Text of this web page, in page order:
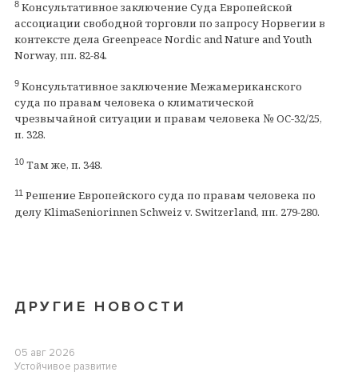
8 Консультативное заключение Суда Европейской
ассоциации свободной торговли по запросу Норвегии в
контексте дела Greenpeace Nordic and Nature and Youth
Norway, пп. 82-84.
9 Консультативное заключение Межамериканского
суда по правам человека о климатической
чрезвычайной ситуации и правам человека № OC-32/25,
п. 328.
10 Там же, п. 348.
11 Решение Европейского суда по правам человека по
делу KlimaSeniorinnen Schweiz v. Switzerland, пп. 279-280.
ДРУГИЕ НОВОСТИ
05 авг 2026
Устойчивое развитие